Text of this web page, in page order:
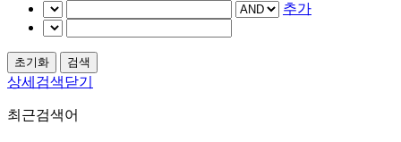
추가
상세검색닫기
최근검색어